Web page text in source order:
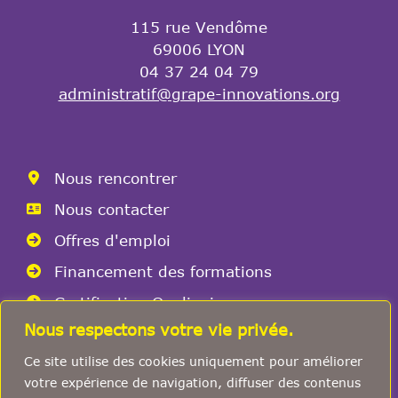
Nous respectons votre vie privée.
Ce site utilise des cookies uniquement pour améliorer
votre expérience de navigation, diffuser des contenus
115 rue Vendôme
69006 LYON
04 37 24 04 79
administratif@grape-innovations.org
Nous rencontrer
Nous contacter
Offres d'emploi
Financement des formations
Certification Qualiopi
Conditions générale de vente
Mentions légales